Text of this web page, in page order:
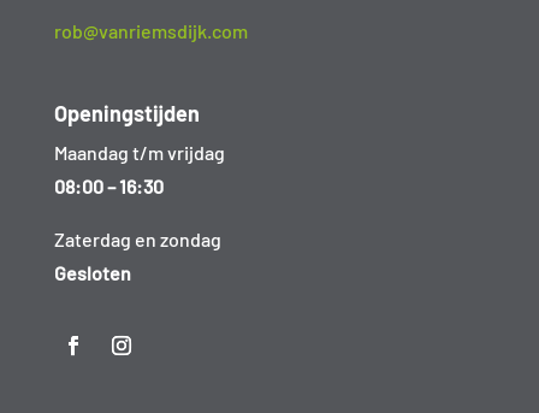
rob@vanriemsdijk.com
Openingstijden
Maandag t/m vrijdag
08:00 – 16:30
Zaterdag en zondag
Gesloten